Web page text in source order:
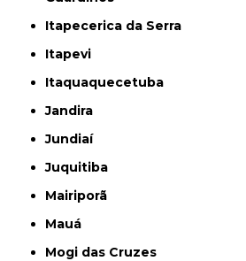
Itapecerica da Serra
Itapevi
Itaquaquecetuba
Jandira
Jundiaí
Juquitiba
Mairiporã
Mauá
Mogi das Cruzes